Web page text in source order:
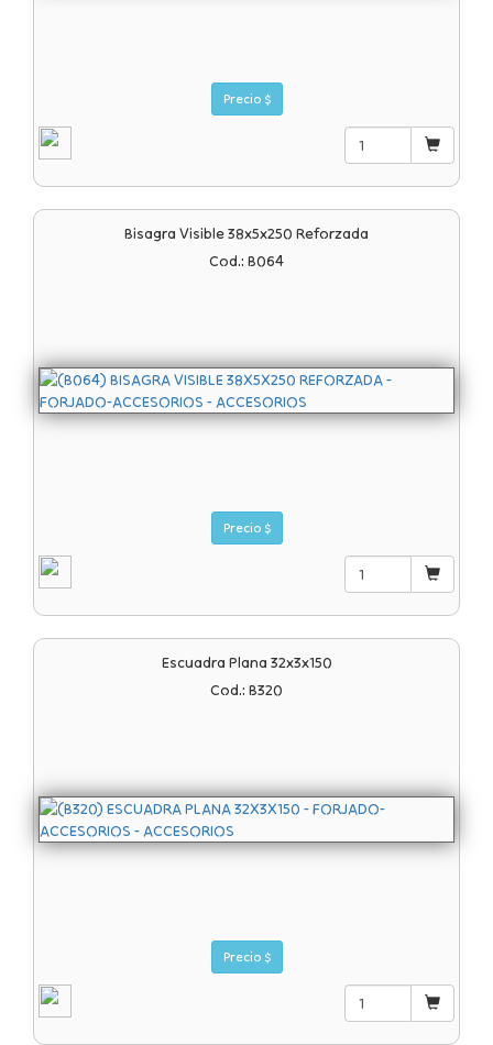
Precio $
Bisagra Visible 38x5x250 Reforzada
Cod.: B064
Precio $
Escuadra Plana 32x3x150
Cod.: B320
Precio $